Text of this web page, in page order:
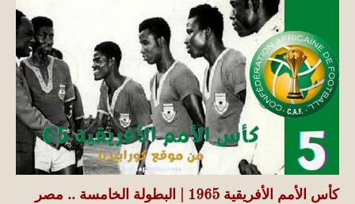
كأس الأمم الأفريقية 1965 | البطولة الخامسة .. مصر